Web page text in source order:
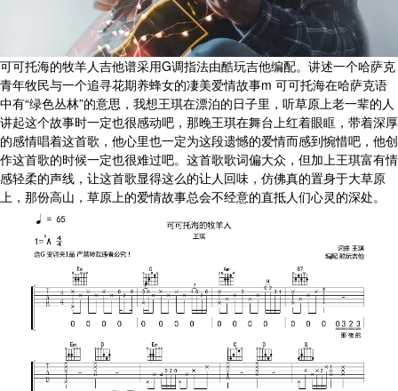
可可托海的牧羊人吉他谱采用G调指法由酷玩吉他编配。讲述一个哈萨克
青年牧民与一个追寻花期养蜂女的凄美爱情故事m 可可托海在哈萨克语
中有“绿色丛林”的意思，我想王琪在漂泊的日子里，听草原上老一辈的人
讲起这个故事时一定也很感动吧，那晚王琪在舞台上红着眼眶，带着深厚
的感情唱着这首歌，他心里也一定为这段遗憾的爱情而感到惋惜吧，他创
作这首歌的时候一定也很难过吧。这首歌歌词偏大众，但加上王琪富有情
感轻柔的声线，让这首歌显得这么的让人回味，仿佛真的置身于大草原
上，那份高山，草原上的爱情故事总会不经意的直抵人们心灵的深处。